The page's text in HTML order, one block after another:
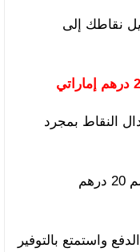
نقاطك إلى
النقاط بمجرد
✅ معدل التحويل: 1,000 نقطة = خصم 20 درهم
واستمتع بالتوفير